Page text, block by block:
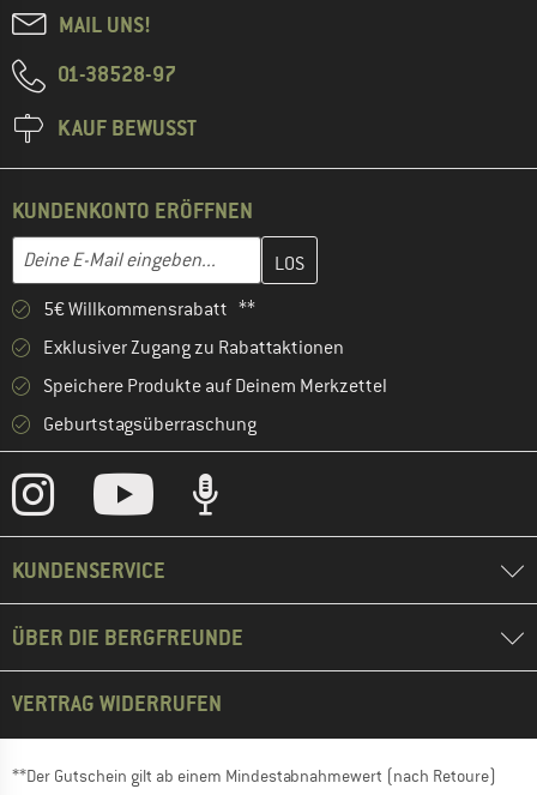
MAIL UNS!
01-38528-97
KAUF BEWUSST
KUNDENKONTO ERÖFFNEN
E-Mail-Adresse
Gib hier deine E-Mail-Adresse ein und erstelle im nächsten
5€ Willkommensrabatt **
Exklusiver Zugang zu Rabattaktionen
Speichere Produkte auf Deinem Merkzettel
Geburtstagsüberraschung
KUNDENSERVICE
ÜBER DIE BERGFREUNDE
VERTRAG WIDERRUFEN
**Der Gutschein gilt ab einem Mindestabnahmewert (nach Retoure)